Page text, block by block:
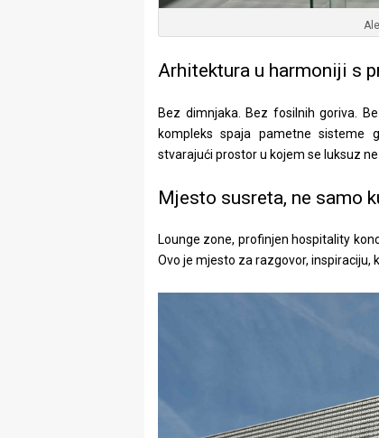
Arhitektura u harmoniji s
Bez dimnjaka. Bez fosilnih goriva.
kompleks spaja pametne sisteme
stvarajući prostor u kojem se luksuz ne
Mjesto susreta, ne samo
Lounge zone, profinjen hospitality
Ovo je mjesto za razgovor, inspiraciju,